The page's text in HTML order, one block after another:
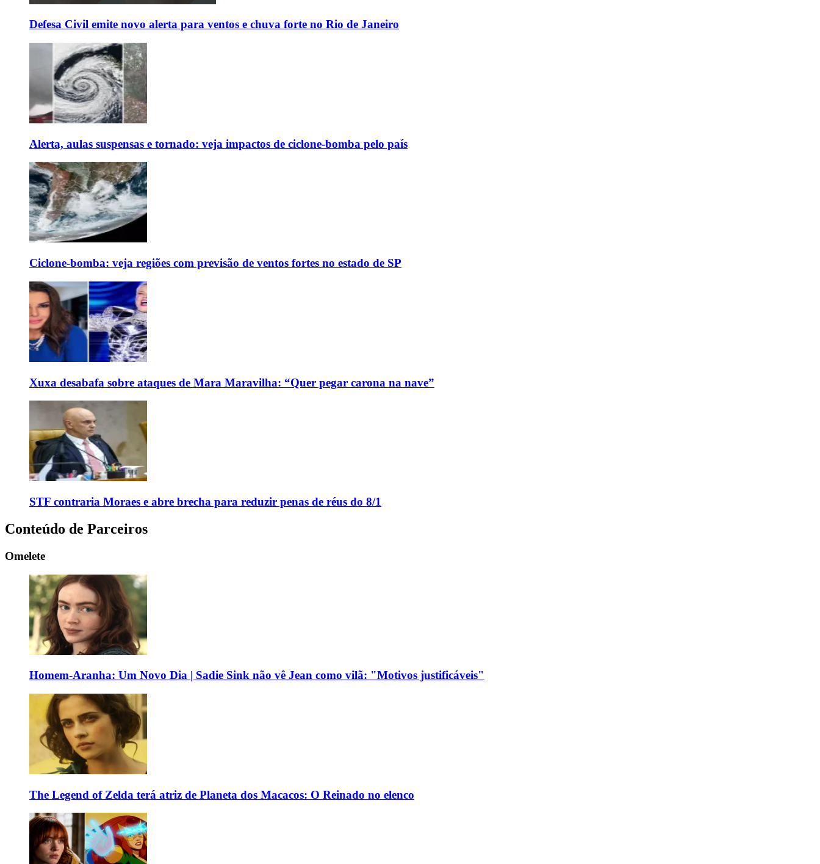
Defesa Civil emite novo alerta para ventos e chuva forte no Rio de Janeiro
Alerta, aulas suspensas e tornado: veja impactos de ciclone-bomba pelo país
Ciclone-bomba: veja regiões com previsão de ventos fortes no estado de SP
Xuxa desabafa sobre ataques de Mara Maravilha: “Quer pegar carona na nave”
STF contraria Moraes e abre brecha para reduzir penas de réus do 8/1
Conteúdo de Parceiros
Omelete
Homem-Aranha: Um Novo Dia | Sadie Sink não vê Jean como vilã: "Motivos justificáveis"
The Legend of Zelda terá atriz de Planeta dos Macacos: O Reinado no elenco